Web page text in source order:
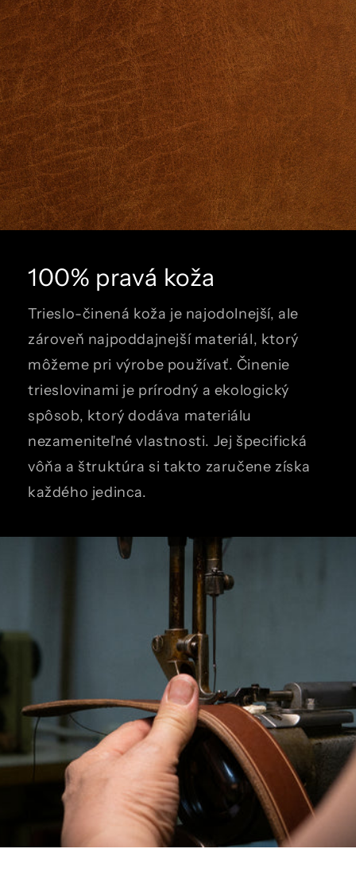
100% pravá koža
Trieslo-činená koža je najodolnejší, ale
zároveň najpoddajnejší materiál, ktorý
môžeme pri výrobe používať. Činenie
trieslovinami je prírodný a ekologický
spôsob, ktorý dodáva materiálu
nezameniteľné vlastnosti. Jej špecifická
vôňa a štruktúra si takto zaručene získa
každého jedinca.